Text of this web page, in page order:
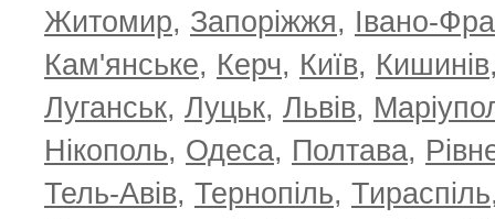
Житомир, Запоріжжя, Івано-
Кам'янське, Керч, Київ, Кишинів
Луганськ, Луцьк, Львів,
Нікополь, Одеса, Полтава,
Тель-Авів, Тернопіль, Тираспіль